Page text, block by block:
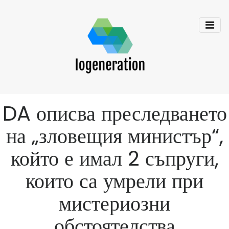
DA описва преследването
на „зловещия министър“,
който е имал 2 съпруги,
които са умрели при
мистериозни